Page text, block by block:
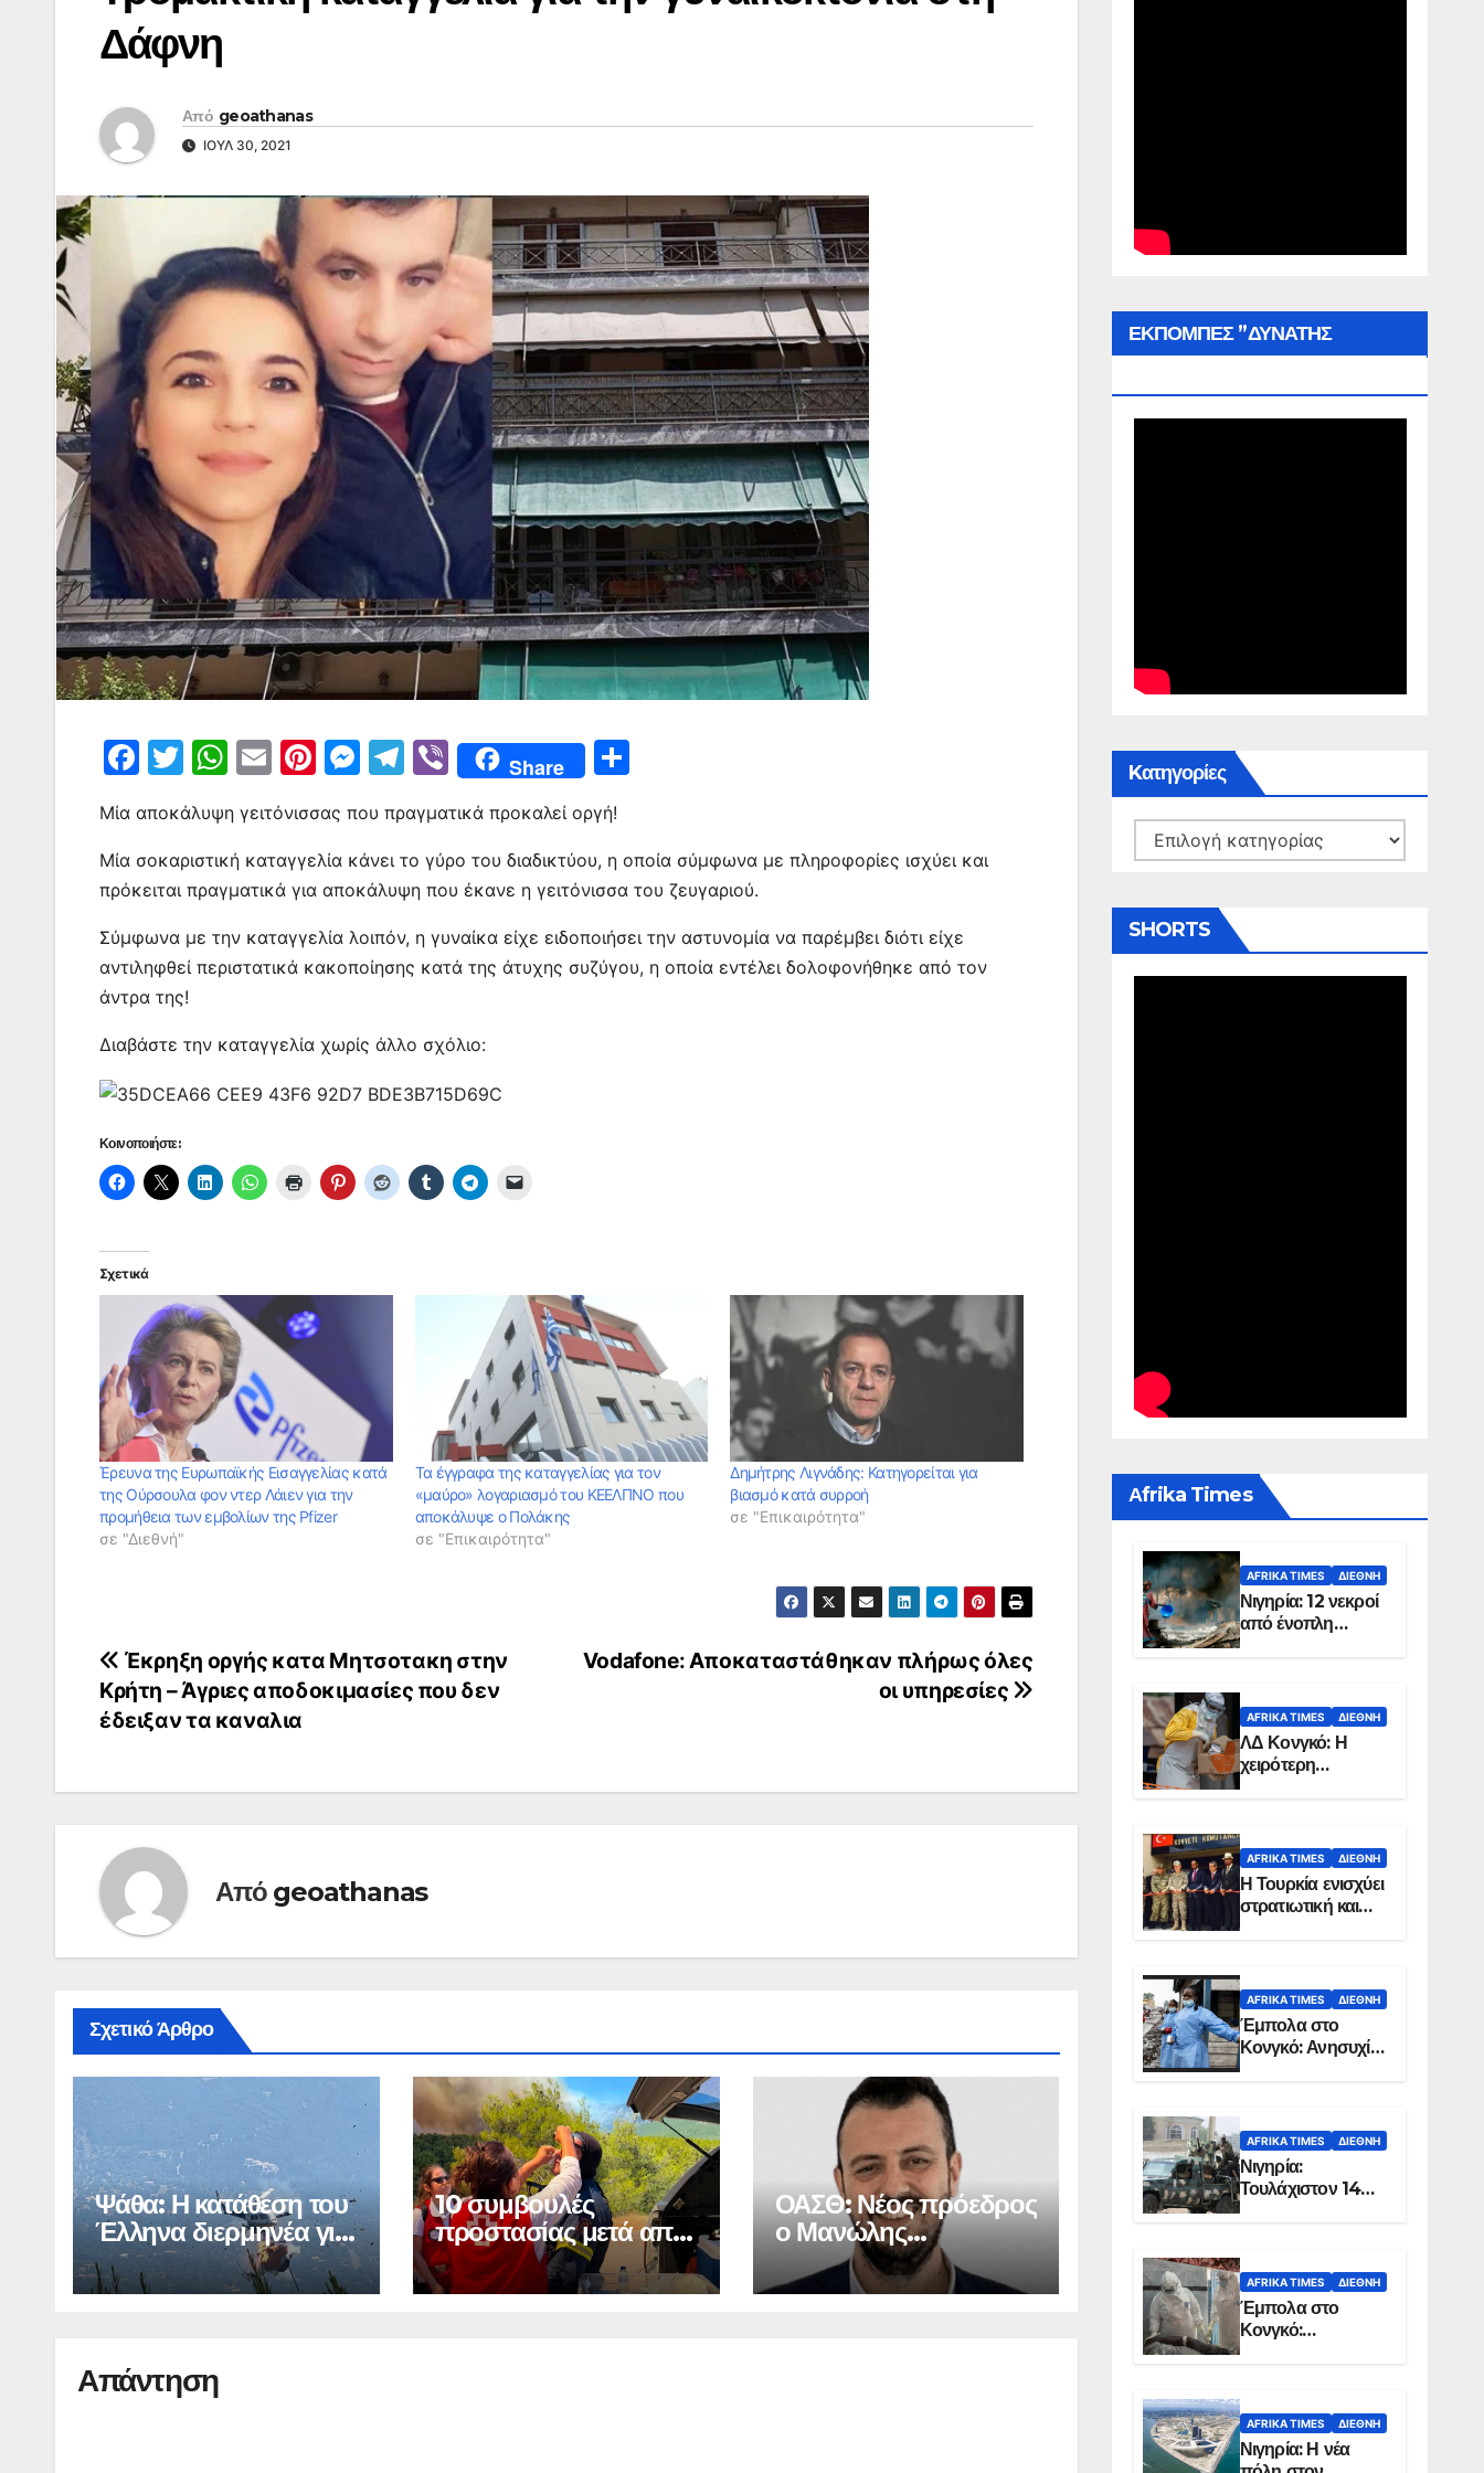
Δάφνη
Από geoathanas
ΙΟΎΛ 30, 2021
F
c
e
b
o
o
k
T
itt
er
W
at
s
A
p
p
E
ai
l
Pi
er
e
st
M
s
s
e
n
g
T
e
gr
a
m
Vi
b
er
Share
α
σ
τε
ίτ
Μία αποκάλυψη γειτόνισσας που πραγματικά προκαλεί οργή!
Μία σοκαριστική καταγγελία κάνει το γύρο του διαδικτύου, η οποία σύμφωνα με πληροφορίες ισχύει και
πρόκειται πραγματικά για αποκάλυψη που έκανε η γειτόνισσα του ζευγαριού.
Σύμφωνα με την καταγγελία λοιπόν, η γυναίκα είχε ειδοποιήσει την αστυνομία να παρέμβει διότι είχε
αντιληφθεί περιστατικά κακοποίησης κατά της άτυχης συζύγου, η οποία εντέλει δολοφονήθηκε από τον
άντρα της!
Διαβάστε την καταγγελία χωρίς άλλο σχόλιο:
Κοινοποιήστε:
Σχετικά
Έρευνα της Ευρωπαϊκής Εισαγγελίας κατά
της Ούρσουλα φον ντερ Λάιεν για την
προμήθεια των εμβολίων της Pfizer
σε "Διεθνή"
Τα έγγραφα της καταγγελίας για τον
«μαύρο» λογαριασμό του ΚΕΕΛΠΝΟ που
αποκάλυψε ο Πολάκης
σε "Επικαιρότητα"
Δημήτρης Λιγνάδης: Κατηγορείται για
βιασμό κατά συρροή
σε "Επικαιρότητα"
Πλοήγηση
άρθρων
Vodafone: Αποκαταστάθηκαν πλήρως όλες
οι υπηρεσίες
Έκρηξη οργής κατα Μητσοτακη στην
Κρήτη – Άγριες αποδοκιμασίες που δεν
έδειξαν τα καναλια
Από geoathanas
Σχετικό Άρθρο
Ψάθα: Η κατάθεση του
Έλληνα διερμηνέα για
τη σύγκρουση
10 συμβουλές
προστασίας μετά από
πυρκαγιά
ΟΑΣΘ: Νέος πρόεδρος
ο Μανώλης
Μπελιμπασάκης
Απάντηση
ΕΚΠΟΜΠΕΣ ”ΔΥΝΑΤΗΣ
Kατηγορίες
Kατηγορίες
SHORTS
Αfrika Times
AFRIKA TIMES ΔΙΕΘΝΉ
Νιγηρία: 12 νεκροί
από ένοπλη
επίθεση σε χωριό
AFRIKA TIMES ΔΙΕΘΝΉ
ΛΔ Κονγκό: Η
χειρότερη
επιδημία Έμπολα
χώρας
AFRIKA TIMES ΔΙΕΘΝΉ
Η Τουρκία ενισχύει
στρατιωτική και
ενεργειακή
Σομαλία
AFRIKA TIMES ΔΙΕΘΝΉ
Έμπολα στο
Κονγκό: Ανησυχία
για τη μεγάλη
AFRIKA TIMES ΔΙΕΘΝΉ
Νιγηρία:
Τουλάχιστον 14
νεκροί από
στην Οτούκπο
AFRIKA TIMES ΔΙΕΘΝΉ
Έμπολα στο
Κονγκό:
Ξεπέρασαν τους
AFRIKA TIMES ΔΙΕΘΝΉ
Νιγηρία: Η νέα